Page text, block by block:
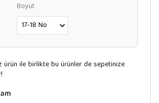
Boyut
ürün ile birlikte bu ürünler de sepetinize